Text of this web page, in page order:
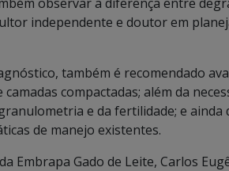
independente e doutor em
também é recomendado
camadas compactadas; além da
e da fertilidade; e
de manejo existentes.
Embrapa Gado de Leite, Carlos